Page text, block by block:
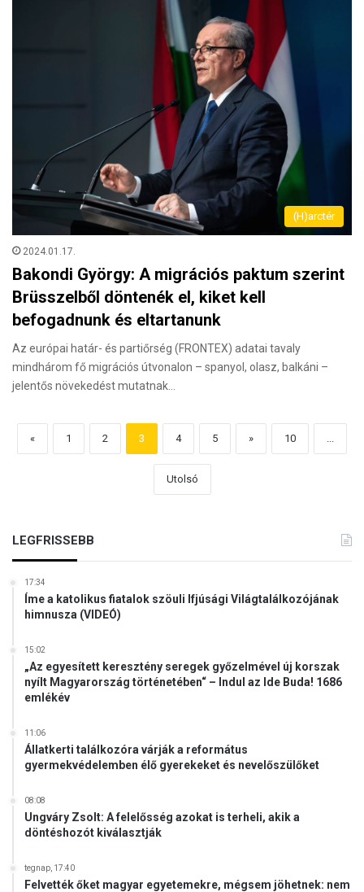
(H)arctér
2024.01.17.
Bakondi György: A migrációs paktum szerint
Brüsszelből döntenék el, kiket kell
befogadnunk és eltartanunk
Az európai határ- és partiőrség (FRONTEX) adatai tavaly
mindhárom fő migrációs útvonalon – spanyol, olasz, balkáni –
jelentős növekedést mutatnak…
« 1 2 3 4 5 » 10
Utolsó
LEGFRISSEBB
17:34
Íme a katolikus fiatalok szöuli Ifjúsági Világtalálkozójának
himnusza (VIDEÓ)
15:02
„Az egyesített keresztény seregek győzelmével új korszak
nyílt Magyarország történetében“ – Indul az Ide Buda! 1686
emlékév
11:06
Állatkerti találkozóra várják a református
gyermekvédelemben élő gyerekeket és nevelőszülőket
08:08
Ungváry Zsolt: A felelősség azokat is terheli, akik a
döntéshozót kiválasztják
tegnap, 17:40
Felvették őket magyar egyetemekre, mégsem jöhetnek: nem